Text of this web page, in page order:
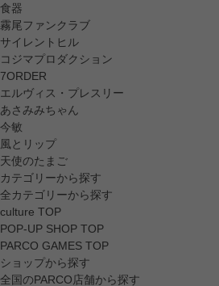
食器
霧尾ファンクラブ
サイレントヒル
コジマプロダクション
7ORDER
エルヴィス・プレスリー
あさみみちゃん
今敏
風とリップ
天使のたまご
カテゴリーから探す
全カテゴリーから探す
culture TOP
POP-UP SHOP TOP
PARCO GAMES TOP
ショップから探す
全国のPARCO店舗から探す